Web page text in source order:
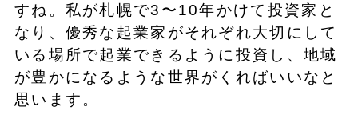
すね。私が札幌で3〜10年かけて投資家と
なり、優秀な起業家がそれぞれ大切にして
いる場所で起業できるように投資し、地域
が豊かになるような世界がくればいいなと
思います。